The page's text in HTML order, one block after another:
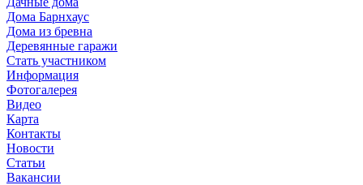
Дома Барнхаус
Дома из бревна
Деревянные гаражи
Стать участником
Информация
Фотогалерея
Видео
Карта
Контакты
Новости
Статьи
Вакансии